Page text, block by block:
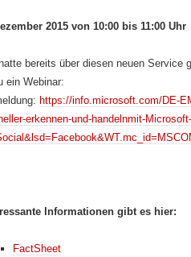
2015 von 10:00 bis 11:00 Uhr
bereits über diesen neuen Service
ein Webinar:
https://info.microsoft.com/DE-
erkennen-und-handelnmit-
Informationen gibt es hier:
FactSheet